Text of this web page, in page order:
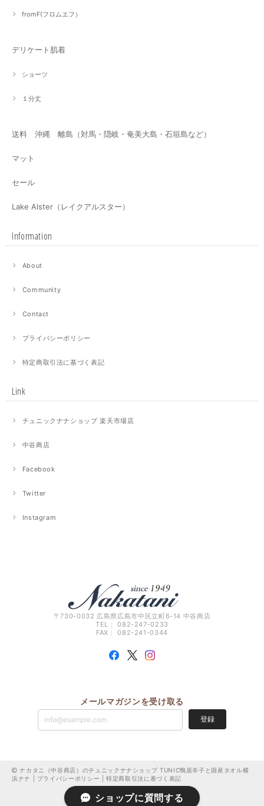
fromF(フロムエフ）
デリケート肌着
ショーツ
１分丈
送料 沖縄 離島（対馬・隠岐・奄美大島・石垣島など）
マット
セール
Lake Alster（レイクアルスター）
Information
About
Community
Contact
プライバシーポリシー
特定商取引法に基づく表記
Link
チュニックナナショップ 楽天市場店
中谷商店
Facebook
Twitter
Instagram
〒730-0032 広島県広島市中区立町6-14 中谷商店
TEL： 082-247-0233
FAX： 082-241-0344
メールマガジンを受け取る
登録
ナカタニ（中谷商店）のチュニックナナショップ TUNIC鴨居羊子と国産タオル横
浜ナナ | プライバシーポリシー |特定商取引法に基づく表記
ショップに質問する